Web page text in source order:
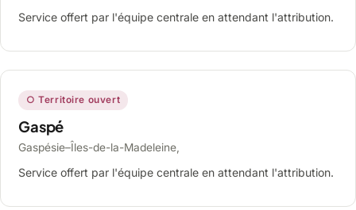
Service offert par l'équipe centrale en attendant l'attribution.
○ Territoire ouvert
Gaspé
Gaspésie–Îles-de-la-Madeleine,
Service offert par l'équipe centrale en attendant l'attribution.